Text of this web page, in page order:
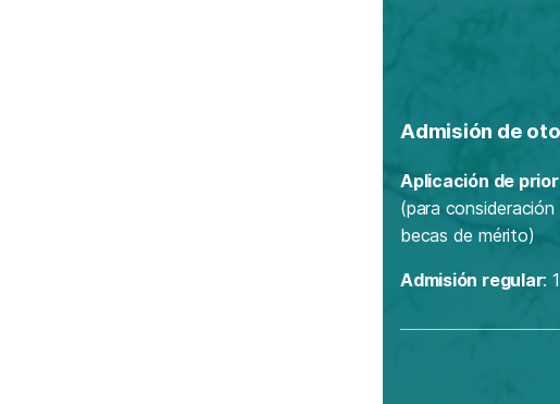
Admisión de
Aplicación de
(para
becas de mérito)
Admisión regular: